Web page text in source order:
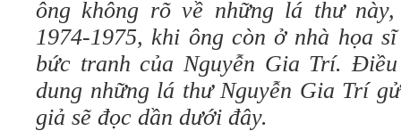
ông không rõ về những lá thư
1974-1975, khi ông còn ở nhà họa
bức tranh của Nguyễn Gia Trí.
dung những lá thư Nguyễn Gia Trí
giả sẽ đọc dần dưới đây.